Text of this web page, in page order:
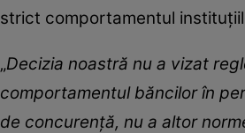
strict comportamentul
„Decizia noastră nu a vizat
comportamentul băncilor în
de concurență, nu a altor